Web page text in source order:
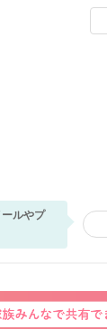
ツなどを紹介してい
ルやプ